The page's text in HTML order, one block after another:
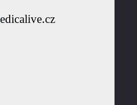
Medicalive.cz